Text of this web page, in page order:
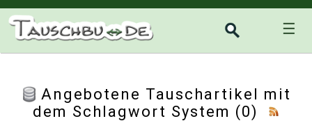
☰
Angebotene Tauschartikel mit
dem Schlagwort System (0)